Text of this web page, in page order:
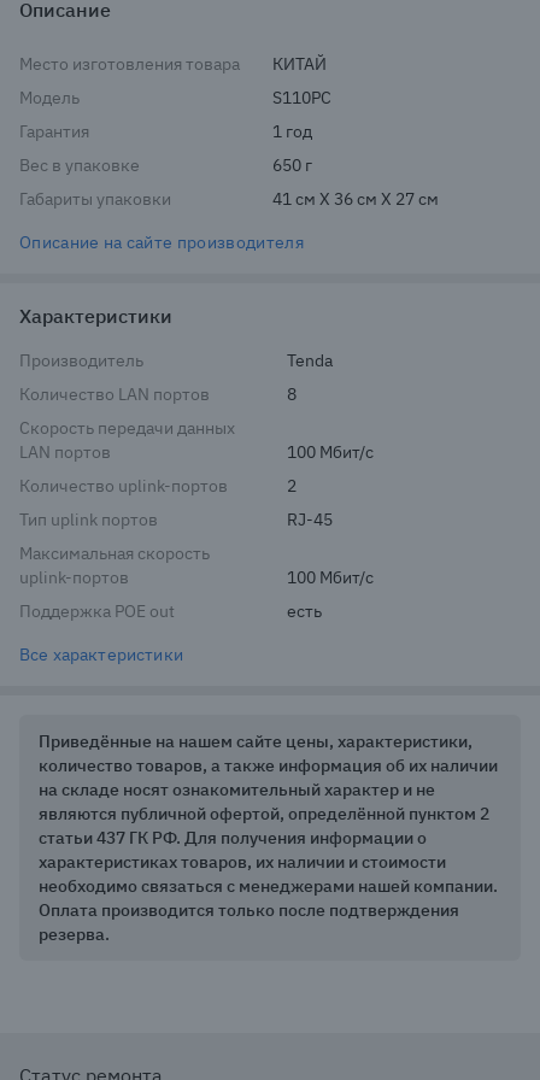
Описание
Место изготовления товара
КИТАЙ
Модель
S110PC
Гарантия
1 год
Вес в упаковке
650 г
Габариты упаковки
41 см X 36 см X 27 см
Описание на сайте производителя
Характеристики
Производитель
Tenda
Количество LAN портов
8
Cкорость передачи данных
LAN портов
100 Мбит/с
Количество uplink-портов
2
Тип uplink портов
RJ-45
Максимальная скорость
uplink-портов
100 Мбит/с
Поддержка POE out
есть
Все характеристики
Приведённые на нашем сайте цены, характеристики,
количество товаров, а также информация об их наличии
на складе носят ознакомительный характер и не
являются публичной офертой, определённой пунктом 2
статьи 437 ГК РФ. Для получения информации о
характеристиках товаров, их наличии и стоимости
необходимо связаться с менеджерами нашей компании.
Оплата производится только после подтверждения
резерва.
Статус ремонта